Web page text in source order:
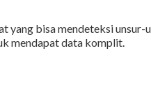
yang bisa mendeteksi unsur-
mendapat data komplit.